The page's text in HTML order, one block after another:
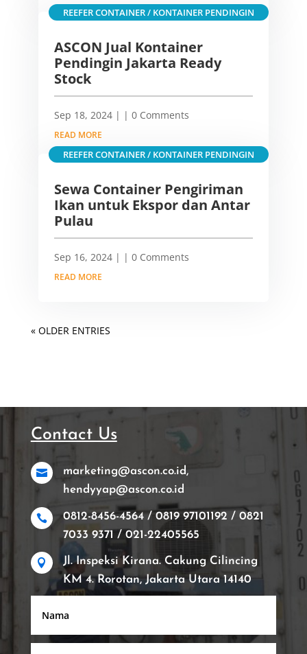
ASCON Jual Kontainer
Pendingin Jakarta Ready
Stock
Sep 18, 2024|
REEFER CONTAINER / KONTAINER PENDINGIN
| 0 Comments
READ MORE
Sewa Container Pengiriman
Ikan untuk Ekspor dan Antar
Pulau
Sep 16, 2024|
REEFER CONTAINER / KONTAINER PENDINGIN
| 0 Comments
READ MORE
« OLDER ENTRIES
Contact Us

marketing@ascon.co.id,
hendyyap@ascon.co.id

0812-8456-4564 / 0819 97101192 / 0821
7033 9371 / 021-22405565

Jl. Inspeksi Kirana. Cakung Cilincing
KM 4. Rorotan, Jakarta Utara 14140